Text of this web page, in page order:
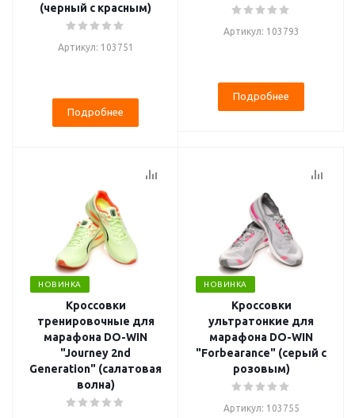
(черный с красным)
Артикул: 103751
Подробнее
Артикул: 103793
Подробнее
НОВИНКА
Кроссовки
тренировочные для
марафона DO-WIN
"Journey 2nd
Generation" (салатовая
волна)
НОВИНКА
Кроссовки
ультратонкие для
марафона DO-WIN
"Forbearance" (серый с
розовым)
Артикул: 103755